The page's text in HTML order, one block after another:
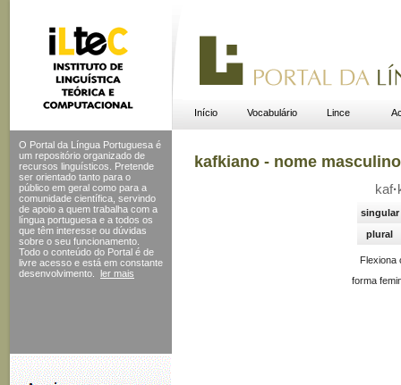
Início Vocabulário Lince
O Portal da Língua Portuguesa é
um repositório organizado de
recursos linguísticos. Pretende
ser orientado tanto para o
público em geral como para a
comunidade científica, servindo
de apoio a quem trabalha com a
língua portuguesa e a todos os
que têm interesse ou dúvidas
sobre o seu funcionamento.
Todo o conteúdo do Portal é de
livre acesso e está em constante
desenvolvimento.
ler mais
kafkiano - nome masculino
kaf·
singular
plural
Flexiona
forma